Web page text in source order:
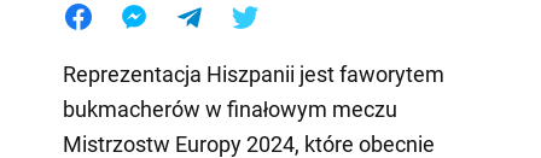
Reprezentacja Hiszpanii jest faworytem
bukmacherów w finałowym meczu
Mistrzostw Europy 2024, które obecnie